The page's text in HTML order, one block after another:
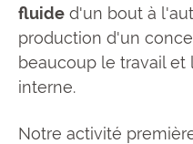
fluide d'un bout à
production d'un
beaucoup le travail
interne.
Notre activité